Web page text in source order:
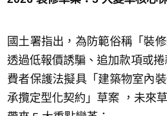
國土署指出，為防範俗稱「裝
透過低報價誘騙、追加款項或
費者保護法擬具「建築物室內
承攬定型化契約」草案 ，未來